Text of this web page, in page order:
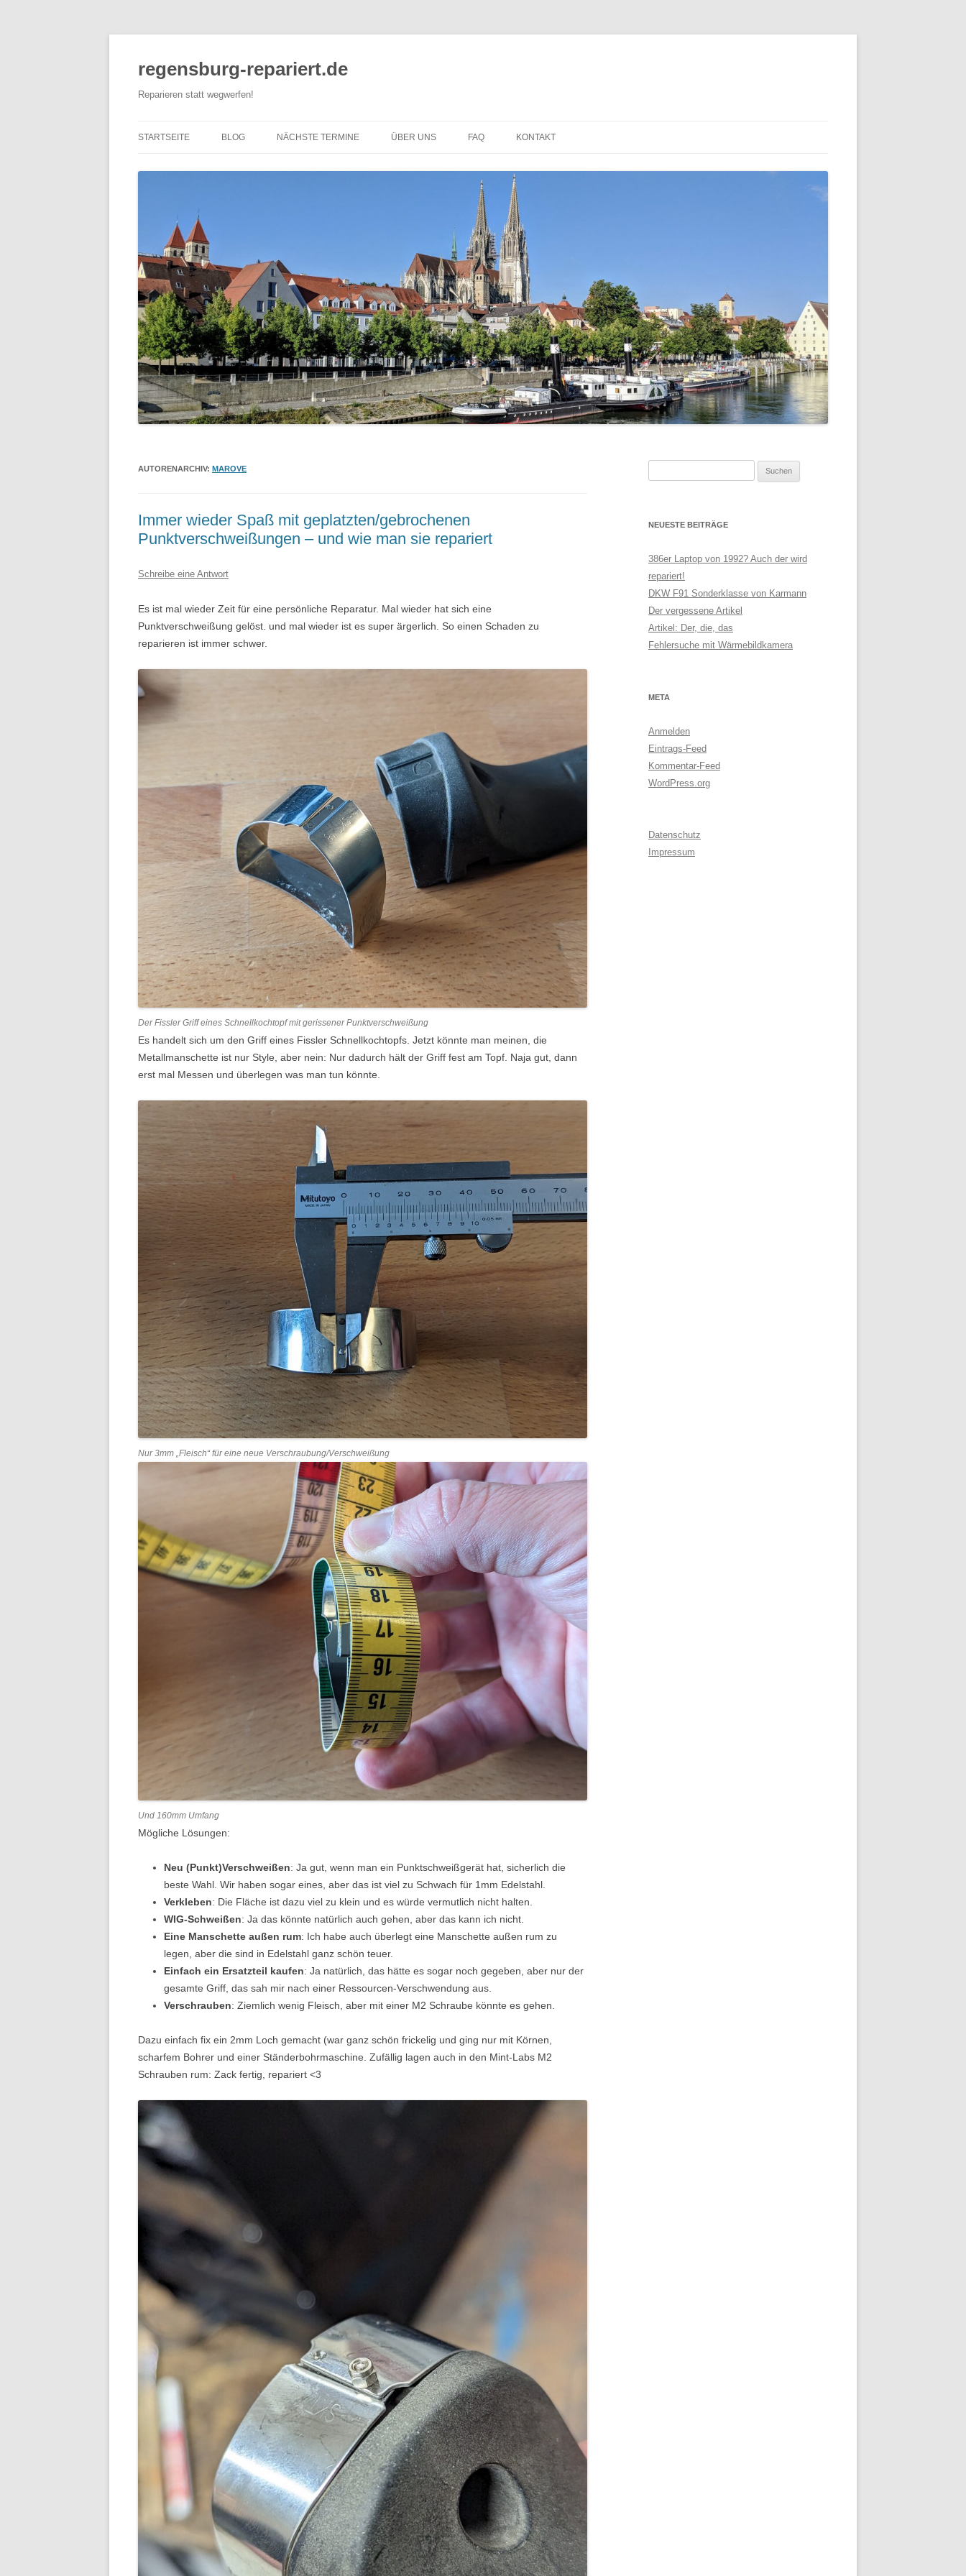
regensburg-repariert.de
Reparieren statt wegwerfen!
STARTSEITE BLOG NÄCHSTE TERMINE ÜBER UNS
SELBST REPARIEREN
FAQ KONTAKT
AUTORENARCHIV: MAROVE
Immer wieder Spaß mit geplatzten/gebrochenen
Punktverschweißungen – und wie man sie repariert
Schreibe eine Antwort
Es ist mal wieder Zeit für eine persönliche Reparatur. Mal wieder hat sich eine
Punktverschweißung gelöst. und mal wieder ist es super ärgerlich. So einen Schaden zu
reparieren ist immer schwer.
Der Fissler Griff eines Schnellkochtopf mit gerissener Punktverschweißung
Es handelt sich um den Griff eines Fissler Schnellkochtopfs. Jetzt könnte man meinen, die
Metallmanschette ist nur Style, aber nein: Nur dadurch hält der Griff fest am Topf. Naja gut, dann
erst mal Messen und überlegen was man tun könnte.
Nur 3mm „Fleisch“ für eine neue Verschraubung/Verschweißung
Und 160mm Umfang
Mögliche Lösungen:
Neu (Punkt)Verschweißen: Ja gut, wenn man ein Punktschweißgerät hat, sicherlich die
beste Wahl. Wir haben sogar eines, aber das ist viel zu Schwach für 1mm Edelstahl.
Verkleben: Die Fläche ist dazu viel zu klein und es würde vermutlich nicht halten.
WIG-Schweißen: Ja das könnte natürlich auch gehen, aber das kann ich nicht.
Eine Manschette außen rum: Ich habe auch überlegt eine Manschette außen rum zu
legen, aber die sind in Edelstahl ganz schön teuer.
Einfach ein Ersatzteil kaufen: Ja natürlich, das hätte es sogar noch gegeben, aber nur der
gesamte Griff, das sah mir nach einer Ressourcen-Verschwendung aus.
Verschrauben: Ziemlich wenig Fleisch, aber mit einer M2 Schraube könnte es gehen.
Dazu einfach fix ein 2mm Loch gemacht (war ganz schön frickelig und ging nur mit Körnen,
scharfem Bohrer und einer Ständerbohrmaschine. Zufällig lagen auch in den Mint-Labs M2
Schrauben rum: Zack fertig, repariert <3
NEUESTE BEITRÄGE
386er Laptop von 1992? Auch der wird
repariert!
DKW F91 Sonderklasse von Karmann
Der vergessene Artikel
Artikel: Der, die, das
Fehlersuche mit Wärmebildkamera
META
Anmelden
Eintrags-Feed
Kommentar-Feed
WordPress.org
Datenschutz
Impressum